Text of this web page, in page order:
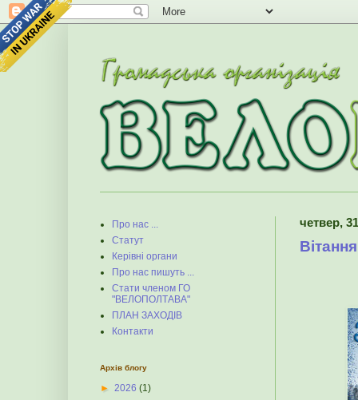
четвер,
Про нас ...
Статут
Керівні органи
Про нас пишуть ...
Стати членом ГО
"ВЕЛОПОЛТАВА"
ПЛАН ЗАХОДІВ
Контакти
Архів блогу
► 2026 (1)